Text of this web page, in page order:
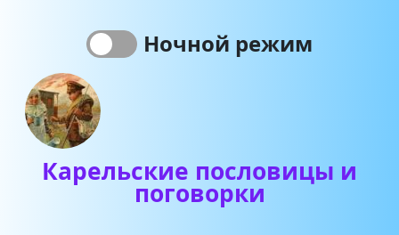
Ночной режим
Карельские пословицы и
поговорки